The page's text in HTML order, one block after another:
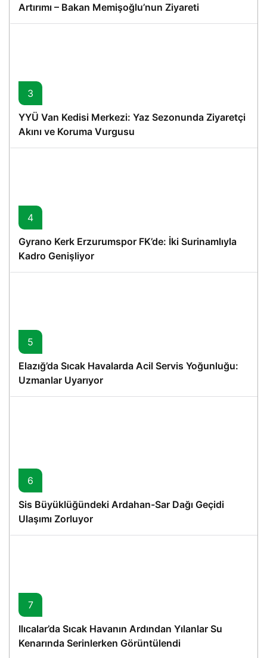
Artırımı – Bakan Memişoğlu’nun Ziyareti
3
YYÜ Van Kedisi Merkezi: Yaz Sezonunda Ziyaretçi
Akını ve Koruma Vurgusu
4
Gyrano Kerk Erzurumspor FK’de: İki Surinamlıyla
Kadro Genişliyor
5
Elazığ’da Sıcak Havalarda Acil Servis Yoğunluğu:
Uzmanlar Uyarıyor
6
Sis Büyüklüğündeki Ardahan-Sar Dağı Geçidi
Ulaşımı Zorluyor
7
Ilıcalar’da Sıcak Havanın Ardından Yılanlar Su
Kenarında Serinlerken Görüntülendi